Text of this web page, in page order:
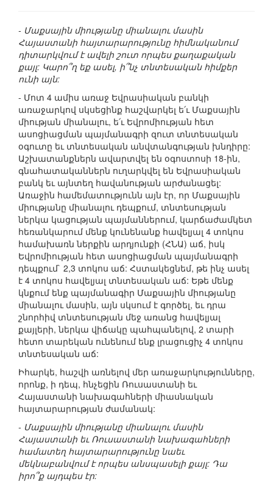
- Մաքսային միությանը միանալու մասին
Հայաստանի հայտարարությունը հիմնականում
դիտարկվում է ավելի շուտ որպես քաղաքական
քայլ: Կարո՞ղ եք ասել, ի՞նչ տնտեսական հիմքեր
ունի այն:
- Մոտ 4 ամիս առաջ Եվրասիական բանկի
առաջարկով սկսեցինք հաշվարկել ե՛ւ Մաքսային
միության միանալու, ե՛ւ Եվրոմիության հետ
ասոցիացման պայմանագրի զուտ տնտեսական
օգուտը եւ տնտեսական անվտանգության խնդիրը:
Աշխատանքներն ավարտվել են օգոստոսի 18-ին,
գնահատականներն ուղարկվել են Եվրասիական
բանկ եւ այնտեղ հավանության արժանացել:
Առաջին համեմատությունն այն էր, որ Մաքսային
միությանը միանալու դեպքում, տնտեսության
ներկա կացության պայմաններում, կարճաժամկետ
հեռանկարում մենք կունենանք հավելյալ 4 տոկոս
համախառն ներքին արդյունքի (ՀՆԱ) աճ, իսկ
Եվրոմիության հետ ասոցիացման պայմանագրի
դեպքում` 2,3 տոկոս աճ: Հստակեցնեմ, թե ինչ ասել
է 4 տոկոս հավելյալ տնտեսական աճ: Եթե մենք
կնքում ենք պայմանագիր Մաքսային միությանը
միանալու մասին, այն սկսում է գործել, եւ դրա
շնորհիվ տնտեսության մեջ առանց հավելյալ
քայլերի, ներկա վիճակը պահպանելով, 2 տարի
հետո տարեկան ունենում ենք լրացուցիչ 4 տոկոս
տնտեսական աճ:
Իհարկե, հաշվի առնելով մեր առաջարկությունները,
որոնք, ի դեպ, հնչեցին Ռուսաստանի եւ
Հայաստանի նախագահների միասնական
հայտարարության ժամանակ:
- Մաքսային միությանը միանալու մասին
Հայաստանի եւ Ռուսաստանի նախագահների
համատեղ հայտարարությունը նաեւ
մեկնաբանվում է որպես անսպասելի քայլ: Դա
իրո՞ք այդպես էր: